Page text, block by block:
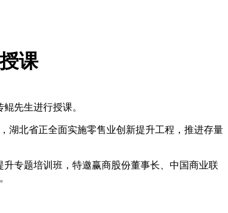
课
先生进行授课。
湖北省正全面实施零售业创新提升工程，推进存量
专题培训班，特邀赢商股份董事长、中国商业联